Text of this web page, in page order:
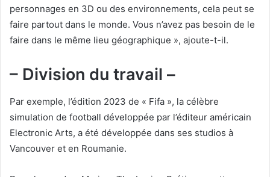
personnages en 3D ou des environnements, cela peut se
faire partout dans le monde. Vous n’avez pas besoin de le
faire dans le même lieu géographique », ajoute-t-il.
– Division du travail –
Par exemple, l’édition 2023 de « Fifa », la célèbre
simulation de football développée par l’éditeur américain
Electronic Arts, a été développée dans ses studios à
Vancouver et en Roumanie.